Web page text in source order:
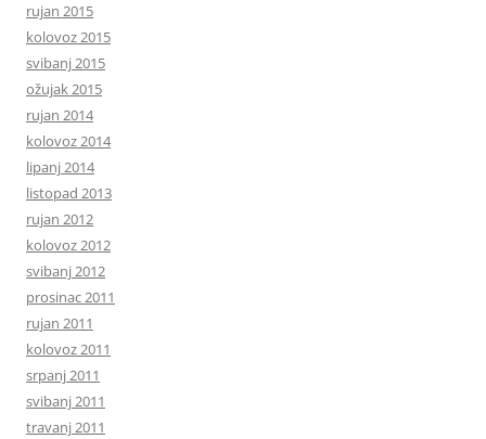
rujan 2015
kolovoz 2015
svibanj 2015
ožujak 2015
rujan 2014
kolovoz 2014
lipanj 2014
listopad 2013
rujan 2012
kolovoz 2012
svibanj 2012
prosinac 2011
rujan 2011
kolovoz 2011
srpanj 2011
svibanj 2011
travanj 2011